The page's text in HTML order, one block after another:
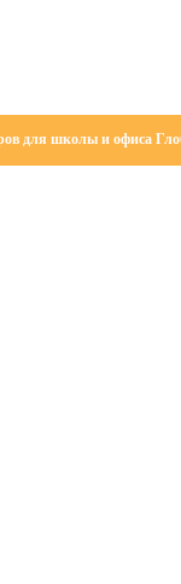
для школы и офиса